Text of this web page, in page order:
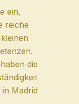
ein,
reiche
die
Madrid